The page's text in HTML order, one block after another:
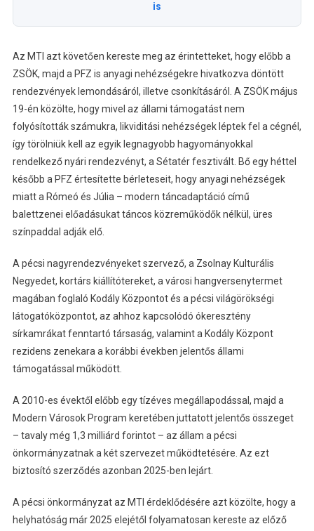
is
Az MTI azt követően kereste meg az érintetteket, hogy előbb a
ZSÖK, majd a PFZ is anyagi nehézségekre hivatkozva döntött
rendezvények lemondásáról, illetve csonkításáról. A ZSÖK május
19-én közölte, hogy mivel az állami támogatást nem
folyósították számukra, likviditási nehézségek léptek fel a cégnél,
így törölniük kell az egyik legnagyobb hagyományokkal
rendelkező nyári rendezvényt, a Sétatér fesztivált. Bő egy héttel
később a PFZ értesítette bérleteseit, hogy anyagi nehézségek
miatt a Rómeó és Júlia – modern táncadaptáció című
balettzenei előadásukat táncos közreműködők nélkül, üres
színpaddal adják elő.
A pécsi nagyrendezvényeket szervező, a Zsolnay Kulturális
Negyedet, kortárs kiállítótereket, a városi hangversenytermet
magában foglaló Kodály Központot és a pécsi világörökségi
látogatóközpontot, az ahhoz kapcsolódó ókeresztény
sírkamrákat fenntartó társaság, valamint a Kodály Központ
rezidens zenekara a korábbi években jelentős állami
támogatással működött.
A 2010-es évektől előbb egy tízéves megállapodással, majd a
Modern Városok Program keretében juttatott jelentős összeget
– tavaly még 1,3 milliárd forintot – az állam a pécsi
önkormányzatnak a két szervezet működtetésére. Az ezt
biztosító szerződés azonban 2025-ben lejárt.
A pécsi önkormányzat az MTI érdeklődésére azt közölte, hogy a
helyhatóság már 2025 elejétől folyamatosan kereste az előző